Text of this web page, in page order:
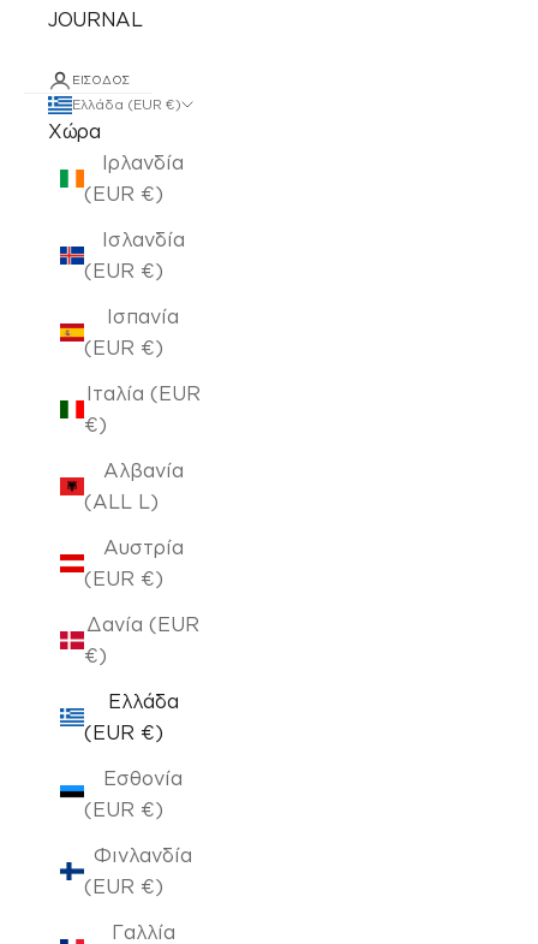
JOURNAL
ΕΊΣΟΔΟΣ
Ελλάδα (EUR €)
Χώρα
Ιρλανδία
(EUR €)
Ισλανδία
(EUR €)
Ισπανία
(EUR €)
Ιταλία (EUR
€)
Αλβανία
(ALL L)
Αυστρία
(EUR €)
Δανία (EUR
€)
Ελλάδα
(EUR €)
Εσθονία
(EUR €)
Φινλανδία
(EUR €)
Γαλλία